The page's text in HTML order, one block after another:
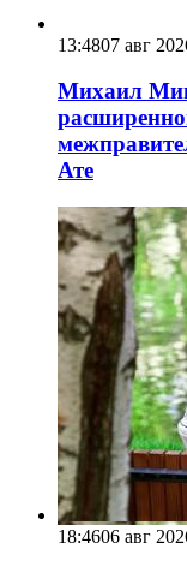
13:4807 авг
Михаил
Ате
18:4606 авг